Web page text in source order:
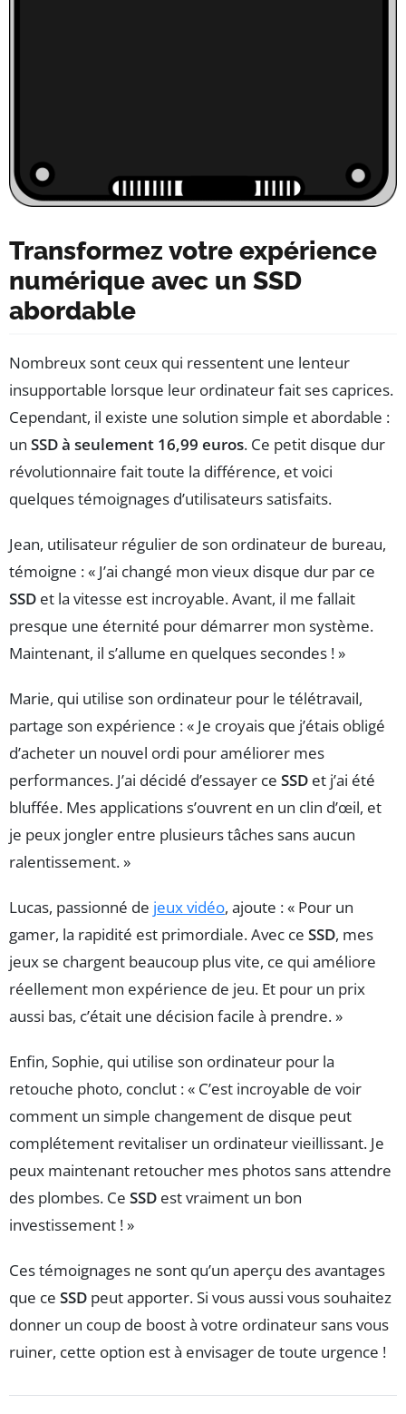
Transformez votre expérience
numérique avec un SSD
abordable
Nombreux sont ceux qui ressentent une lenteur
insupportable lorsque leur ordinateur fait ses caprices.
Cependant, il existe une solution simple et abordable :
un SSD à seulement 16,99 euros. Ce petit disque dur
révolutionnaire fait toute la différence, et voici
quelques témoignages d’utilisateurs satisfaits.
Jean, utilisateur régulier de son ordinateur de bureau,
témoigne : « J’ai changé mon vieux disque dur par ce
SSD et la vitesse est incroyable. Avant, il me fallait
presque une éternité pour démarrer mon système.
Maintenant, il s’allume en quelques secondes ! »
Marie, qui utilise son ordinateur pour le télétravail,
partage son expérience : « Je croyais que j’étais obligé
d’acheter un nouvel ordi pour améliorer mes
performances. J’ai décidé d’essayer ce SSD et j’ai été
bluffée. Mes applications s’ouvrent en un clin d’œil, et
je peux jongler entre plusieurs tâches sans aucun
ralentissement. »
Lucas, passionné de jeux vidéo, ajoute : « Pour un
gamer, la rapidité est primordiale. Avec ce SSD, mes
jeux se chargent beaucoup plus vite, ce qui améliore
réellement mon expérience de jeu. Et pour un prix
aussi bas, c’était une décision facile à prendre. »
Enfin, Sophie, qui utilise son ordinateur pour la
retouche photo, conclut : « C’est incroyable de voir
comment un simple changement de disque peut
complétement revitaliser un ordinateur vieillissant. Je
peux maintenant retoucher mes photos sans attendre
des plombes. Ce SSD est vraiment un bon
investissement ! »
Ces témoignages ne sont qu’un aperçu des avantages
que ce SSD peut apporter. Si vous aussi vous souhaitez
donner un coup de boost à votre ordinateur sans vous
ruiner, cette option est à envisager de toute urgence !